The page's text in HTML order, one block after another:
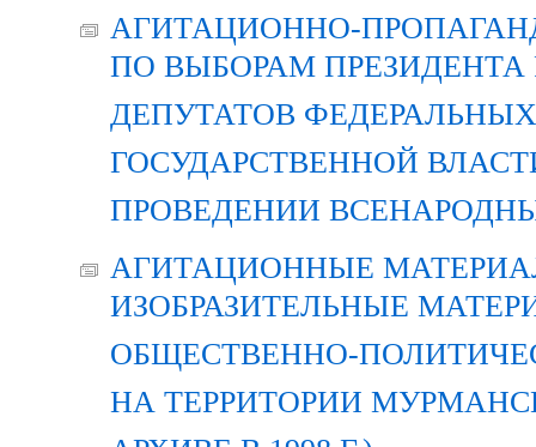
АГИТАЦИОННО-
ПО ВЫБОРАМ
ДЕПУТАТОВ
ГОСУДАРСТВЕННОЙ
ПРОВЕДЕНИИ
АГИТАЦИОННЫЕ
ИЗОБРАЗИТЕЛЬНЫЕ
ОБЩЕСТВЕННО-
НА ТЕРРИТОРИИ